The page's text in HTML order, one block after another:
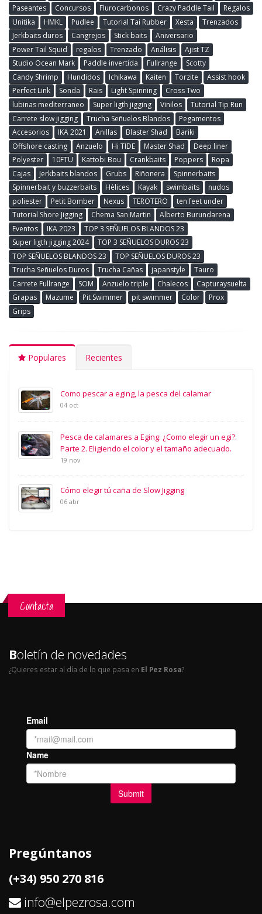
Paseantes
Concursos Flurocarbonos Crazy Paddle Tail
Regalos
Unitika
HMKL Pudlee Tutorial Tai Rubber Xesta
Trenzados
Jerkbaits duros
Cangrejos Stick baits
Aniversario
Power Tail Squid
regalos Trenzado Análisis
Ajist TZ
Studio Ocean Mark
Paddle invertida Fullrange
Scotty
Candy Shrimp
Hundidos Ichikawa Kaiten Torzite
Assist hook
Perfect Link
Sonda Rais Light Spinning
Cross Two
lubinas mediterraneo
Super ligth jigging Vinilos
Tutorial Tip Run
Carrete slow jigging
Trucha Señuelos Blandos
Pegamentos
Accesorios
IKA 2021 Anillas Blaster Shad
Bariki
Offshore casting
Anzuelo Hi TIDE Master Shad
Deep liner
Polyester
10FTU Kattobi Bou Crankbaits Poppers
Ropa
Cajas
Jerkbaits blandos Grubs Riñonera
Spinnerbaits
Spinnerbait y buzzerbaits
Hèlices Kayak swimbaits
nudos
poliester
Petit Bomber Nexus TEROTERO
ten feet under
Tutorial Shore Jigging
Chema San Martin
Alberto Burundarena
Eventos
IKA 2023
TOP 3 SEÑUELOS BLANDOS 23
Super ligth jigging 2024
TOP 3 SEÑUELOS DUROS 23
TOP SEÑUELOS BLANDOS 23
TOP SEÑUELOS DUROS 23
Trucha Señuelos Duros
Trucha Cañas japanstyle
Tauro
Carrete Fullrange
SOM Anzuelo triple Chalecos
Capturaysuelta
Grapas
Mazume Pit Swimmer pit swimmer Color
Prox
Grips
Populares Recientes
Como pescar a eging, la pesca del calamar
04 oct
Pesca de calamares a Eging: ¿Como elegir un egi?.
Parte 2. Eligiendo el color y el tamaño adecuado.
19 nov
Cómo elegir tú caña de Slow Jigging
06 abr
Contacta
Boletín de novedades
¿Quieres estar al día de lo que pasa en El Pez Rosa?
Pregúntanos
(+34) 950 270 816
info@elpezrosa.com